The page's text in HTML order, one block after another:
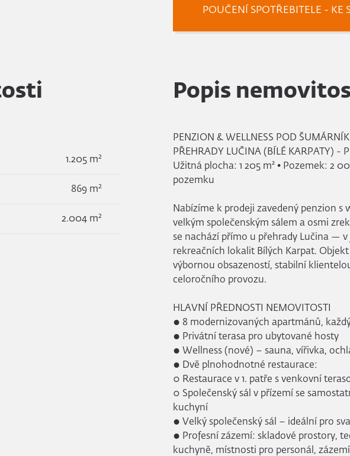
POUČENÍ SPOTŘEBITELE - KE
1.205 m2
869 m2
2.004 m2
Popis
PENZION & WELLNESS POD
PŘEHRADY LUČINA (BÍLÉ KARPATY) -
Užitná plocha: 1 205 m² • Pozemek: 2
pozemku
Nabízíme k prodeji zavedený penzion s
velkým společenským sálem a osmi
se nachází přímo u přehrady Lučina —
rekreačních lokalit Bílých Karpat.
výbornou obsazeností, stabilní
celoročního provozu.
HLAVNÍ PŘEDNOSTI NEMOVITOSTI
● 8 modernizovaných apartmánů,
● Privátní terasa pro ubytované hosty
● Wellness (nové) – sauna, vířivka,
● Dvě plnohodnotné restaurace:
○ Restaurace v 1. patře s venkovní
○ Společenský sál v přízemí se
kuchyní
● Velký společenský sál – ideální pro
● Profesní zázemí: skladové prostory,
kuchyně, místnosti pro personál,